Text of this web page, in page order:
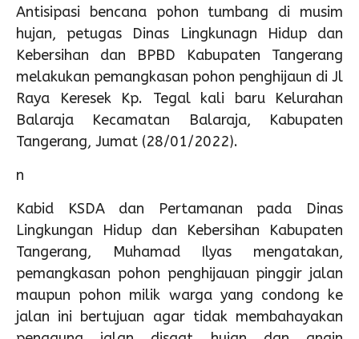
Antisipasi bencana pohon tumbang di musim
hujan, petugas Dinas Lingkunagn Hidup dan
Kebersihan dan BPBD Kabupaten Tangerang
melakukan pemangkasan pohon penghijaun di Jl
Raya Keresek Kp. Tegal kali baru Kelurahan
Balaraja Kecamatan Balaraja, Kabupaten
Tangerang, Jumat (28/01/2022).
n
Kabid KSDA dan Pertamanan pada Dinas
Lingkungan Hidup dan Kebersihan Kabupaten
Tangerang, Muhamad Ilyas mengatakan,
pemangkasan pohon penghijauan pinggir jalan
maupun pohon milik warga yang condong ke
jalan ini bertujuan agar tidak membahayakan